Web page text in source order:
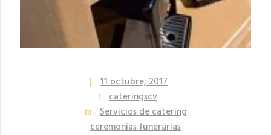
11 octubre, 2017
cateringscv
Servicios de catering
ceremonias funerarias